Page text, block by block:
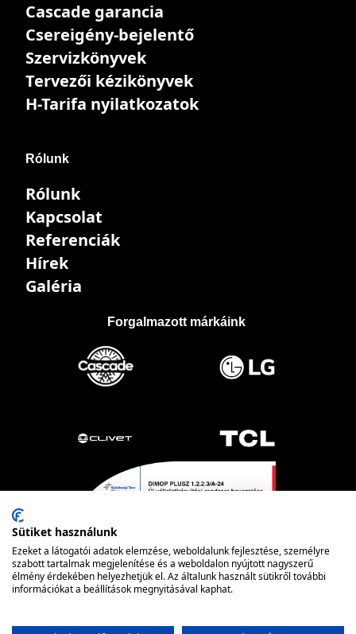
Cascade garancia
Csereigény-bejelentő
Szervizkönyvek
Tervezői kézikönyvek
H-Tarifa nyilatkozatok
Rólunk
Rólunk
Kapcsolat
Referenciák
Hírek
Galéria
Forgalmazott márkáink
© FRIOTECHPowered by nopCommerce
Sütiket használunk
Ezeket a látogatói adatok elemzése, weboldalunk fejlesztése, személyre
szabott tartalmak megjelenítése és a weboldalon nyújtott nagyszerű
élmény érdekében helyezhetjük el. Az általunk használt sütikről további
információkat a beállítások megnyitásával kaphat.